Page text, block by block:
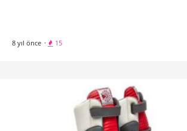
8 yıl önce · 15